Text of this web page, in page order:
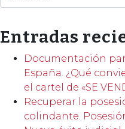
Entradas
Documentación
España. ¿Qué
el cartel de «SE
Recuperar la
colindante.